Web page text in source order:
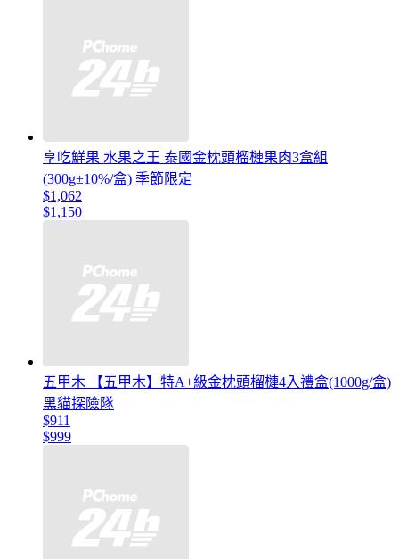
享吃鮮果 水果之王 泰國金枕頭榴槤果肉3盒組
(300g±10%/盒) 季節限定
$1,062
$1,150
五甲木 【五甲木】特A+級金枕頭榴槤4入禮盒(1000g/盒)
黑貓探險隊
$911
$999